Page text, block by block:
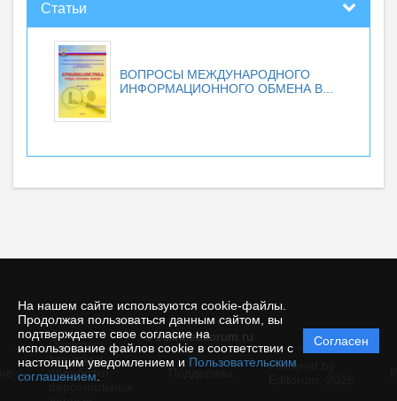
На нашем сайте используются cookie-файлы.
Продолжая пользоваться данным сайтом, вы
подтверждаете свое согласие на
использование файлов cookie в соответствии с
настоящим уведомлением и Пользовательским
соглашением
Согласен
Статьи
ВОПРОСЫ МЕЖДУНАРОДНОГО
ИНФОРМАЦИОННОГО ОБМЕНА В...
© esiirk.editorum.ru
Политика
защиты и
обработки
Powered by